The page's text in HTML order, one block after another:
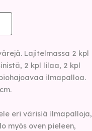
Lajitelmassa 2 kpl
2 kpl lilaa, 2 kpl
ilmapalloa.
eri värisiä ilmapalloja,
myös oven pieleen,